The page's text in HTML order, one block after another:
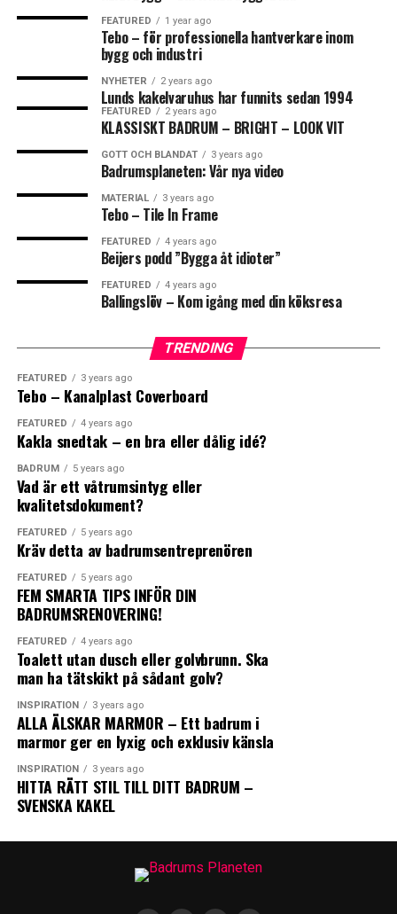
FISKBEN
0
ANGRY CRY
LOL LOVE OMG
0
WTF
0
När det kommer till arbeten som vi inte själva utför,
tillexempel el eller VVS, så har vi några riktigt bra
samarbetspartners inom detta så att vi alltid kan
erbjuda er en totallösning på projekten.
Ni behöver alltså inte ha kontakt med flera olika företag
utan ni har bara en kontakt, oss.
https://nexabygg.se/
Leave your vote
0
Points
What's Your Reaction?
0
ANGRY
0
LOL LOVE OMG
FEATURED 1 year ago
Tebo – för professionella hantverkare inom
bygg och industri
NYHETER 2 years ago
Lunds kakelvaruhus har funnits sedan 1994
FEATURED 2 years ago
KLASSISKT BADRUM – BRIGHT – LOOK VIT
GOTT OCH BLANDAT 3 years ago
Badrumsplaneten: Vår nya video
MATERIAL 3 years ago
Tebo – Tile In Frame
FEATURED 4 years ago
Beijers podd ”Bygga åt idioter”
FEATURED 4 years ago
Ballingslöv – Kom igång med din köksresa
TRENDING
FEATURED 3 years ago
Tebo – Kanalplast Coverboard
FEATURED 4 years ago
Kakla snedtak – en bra eller dålig idé?
BADRUM 5 years ago
Vad är ett våtrumsintyg eller
kvalitetsdokument?
FEATURED 5 years ago
Kräv detta av badrumsentreprenören
FEATURED 5 years ago
FEM SMARTA TIPS INFÖR DIN
BADRUMSRENOVERING!
FEATURED 4 years ago
Toalett utan dusch eller golvbrunn. Ska
man ha tätskikt på sådant golv?
INSPIRATION 3 years ago
ALLA ÄLSKAR MARMOR – Ett badrum i
marmor ger en lyxig och exklusiv känsla
INSPIRATION 3 years ago
HITTA RÄTT STIL TILL DITT BADRUM –
SVENSKA KAKEL